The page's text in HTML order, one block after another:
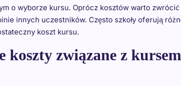
o wyborze kursu. Oprócz kosztów warto zwrócić
innych uczestników. Często szkoły oferują
koszt kursu.
koszty związane z